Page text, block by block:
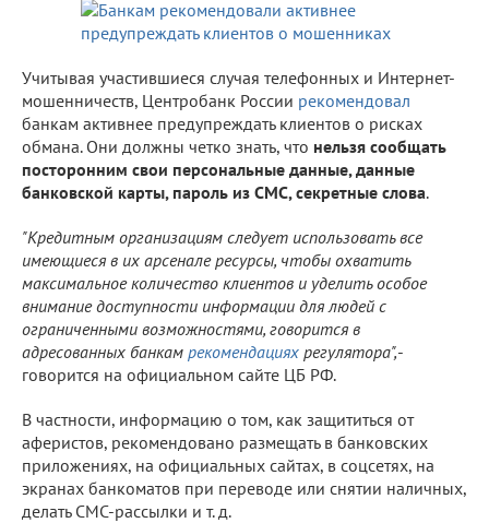
Учитывая участившиеся случая телефонных и Интернет-
мошенничеств, Центробанк России рекомендовал
банкам активнее предупреждать клиентов о рисках
обмана. Они должны четко знать, что нельзя сообщать
посторонним свои персональные данные, данные
банковской карты, пароль из СМС, секретные слова.
"Кредитным организациям следует использовать все
имеющиеся в их арсенале ресурсы, чтобы охватить
максимальное количество клиентов и уделить особое
внимание доступности информации для людей с
ограниченными возможностями, говорится в
адресованных банкам рекомендациях регулятора",-
говорится на официальном сайте ЦБ РФ.
В частности, информацию о том, как защититься от
аферистов, рекомендовано размещать в банковских
приложениях, на официальных сайтах, в соцсетях, на
экранах банкоматов при переводе или снятии наличных,
делать СМС-рассылки и т. д.